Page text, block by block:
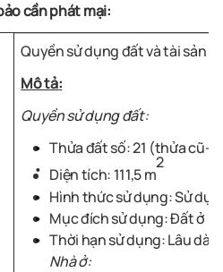
cần phát mại:
Quyền sử dụng đất và tài sản
Mô tả:
Quyền sử dụng đất:
Thửa đất số: 21 (thửa cũ-
Diện tích: 111,5 m
2
Hình thức sử dụng: Sử
Mục đích sử dụng: Đất ở
Thời hạn sử dụng: Lâu dài
Nhà ở: